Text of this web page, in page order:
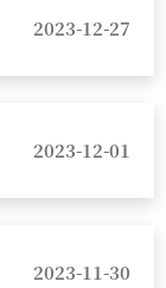
2023-12-27
2023-12-01
2023-11-30